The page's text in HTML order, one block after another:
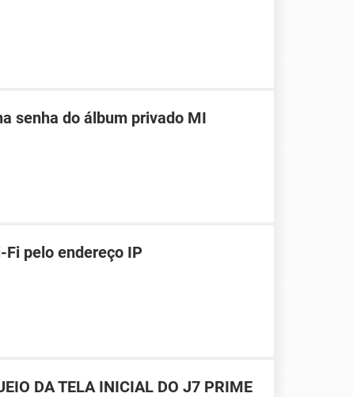
senha do álbum privado MI
Fi pelo endereço IP
DA TELA INICIAL DO J7 PRIME